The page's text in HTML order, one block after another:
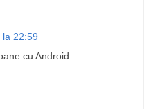
la 22:59
cu Android